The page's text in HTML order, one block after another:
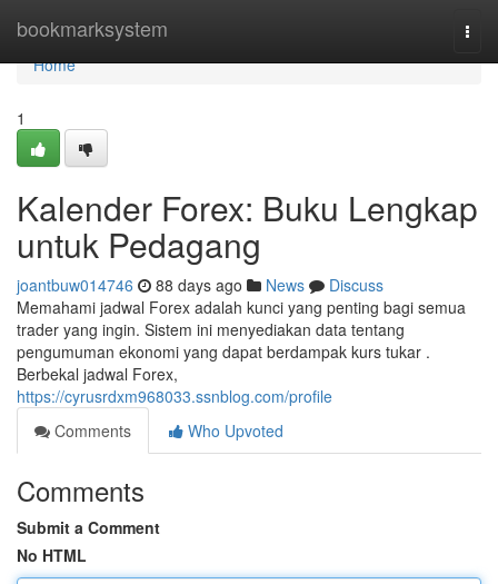
bookmarksystem
Home
Home
1
Kalender Forex: Buku Lengkap
untuk Pedagang
joantbuw014746 88 days ago News
Discuss
Memahami jadwal Forex adalah kunci yang penting bagi semua
trader yang ingin. Sistem ini menyediakan data tentang
pengumuman ekonomi yang dapat berdampak kurs tukar .
Berbekal jadwal Forex,
https://cyrusrdxm968033.ssnblog.com/profile
Comments
Who Upvoted
Comments
Submit a Comment
No HTML